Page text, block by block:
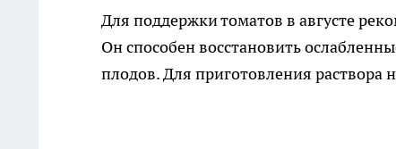
Для поддержки томатов в августе
Он способен восстановить
плодов. Для приготовления раствора